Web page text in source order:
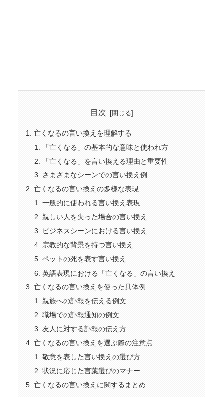
目次
亡くなるの言い換えを理解する
「亡くなる」の基本的な意味と使われ方
「亡くなる」を言い換える理由と重要性
さまざまなシーンでの言い換え例
亡くなるの言い換えの多様な表現
一般的に使われる言い換え表現
親しい人を失った場合の言い換え
ビジネスシーンにおける言い換え
宗教的な背景を持つ言い換え
ペットの死を表す言い換え
英語表現における「亡くなる」の言い換え
亡くなるの言い換えを使った具体例
親族への訃報を伝える例文
職場での訃報通知の例文
友人に対する訃報の伝え方
亡くなるの言い換えを選ぶ際の注意点
敬意を表した言い換えの選び方
状況に応じた言葉選びのマナー
亡くなるの言い換えに関するまとめ